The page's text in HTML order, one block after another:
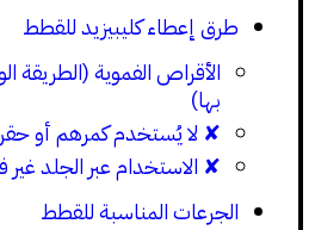
طرق إعطاء كليبيزيد للقطط
الأقراص الفموية (الطريقة
بها)
✘ لا يُستخدم كمرهم أو
✘ الاستخدام عبر الجلد غير
الجرعات المناسبة للقطط